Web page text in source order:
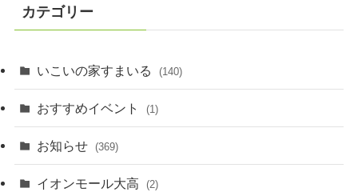
カテゴリー
いこいの家すまいる (140)
おすすめイベント (1)
お知らせ (369)
イオンモール大高 (2)